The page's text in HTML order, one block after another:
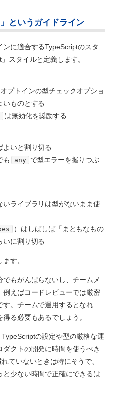
というガイドライン
に適合するTypeScriptのスタ
スタイルと定義します。
プトインの型チェックオプショ
いものとする
は無効化を奨励する
よいと割り切る
も
any で型エラーを握りつぶ
いライブラリは型がないまま使
） はしばしば「まともなもの
いに割り切る
す。
もがんばらないし、チームメ
例えばコードレビューでは厳密
す。チームで運用するとなれ
る必要もあるでしょう。
TypeScriptの設定や型の厳格な運
クトの開発に時間を使うべき
ていないときは特にそうで、
少ない時間で正確にできるは